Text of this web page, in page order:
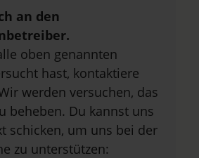
an den
oben genannten
hast, kontaktiere
werden versuchen, das
beheben. Du kannst uns
schicken, um uns bei der
zu unterstützen: